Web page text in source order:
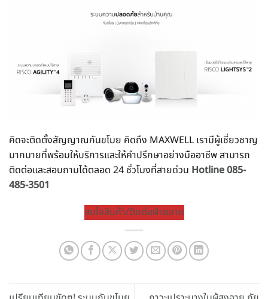
คิดจะติดตั้งสัญญาณกันขโมย คิดถึง MAXWELL เรามีผู้เชี่ยวชาญ
มากมายที่พร้อมให้บริการและให้คำปรึกษาอย่างมืออาชีพ สามารถ
ติดต่อและสอบถามได้ตลอด 24 ชั่วโมงที่สายด่วน Hotline 085-
485-3501
สนใจสินค้า/ติดต่อฝ่ายขาย